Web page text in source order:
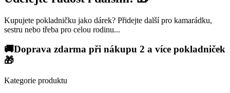
Kupujete pokladničku jako dárek? Přidejte další pro kamarádku,
sestru nebo třeba pro celou rodinu...
🚚Doprava zdarma při nákupu 2 a více pokladniček
🎁
Kategorie produktu